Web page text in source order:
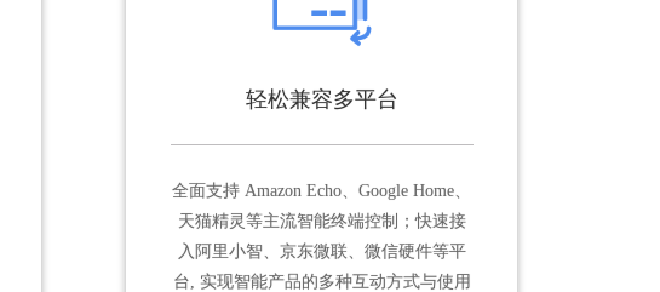
轻松兼容多平台
全面支持 Amazon Echo、Google Home、
天猫精灵等主流智能终端控制；快速接
入阿里小智、京东微联、微信硬件等平
台, 实现智能产品的多种互动方式与使用